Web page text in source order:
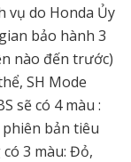
vụ do Honda Ủy
bảo hành 3
nào đến trước)
SH Mode
sẽ có 4 màu :
bản tiêu
3 màu: Đỏ,